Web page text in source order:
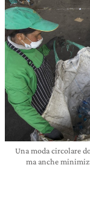
Una moda circolare
ma anche